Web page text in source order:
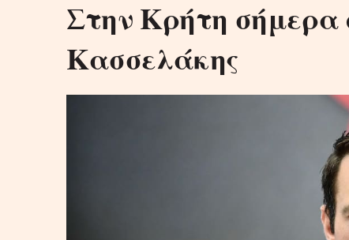
Στην Κρήτη σήμερα
Κασσελάκης